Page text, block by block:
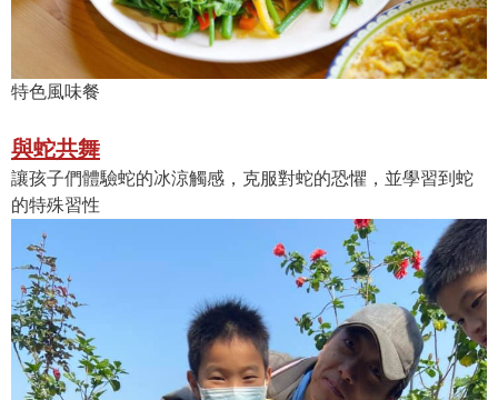
特色風味餐
與蛇共舞
讓孩子們體驗蛇的冰涼觸感，克服對蛇的恐懼，並學習到蛇
的特殊習性